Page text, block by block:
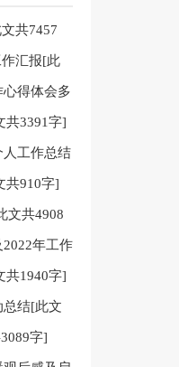
共7457
汇报[此
得体会多
共3391字]
人工作总结
共910字]
文共4908
年工作
共1940字]
总结[此文
字]